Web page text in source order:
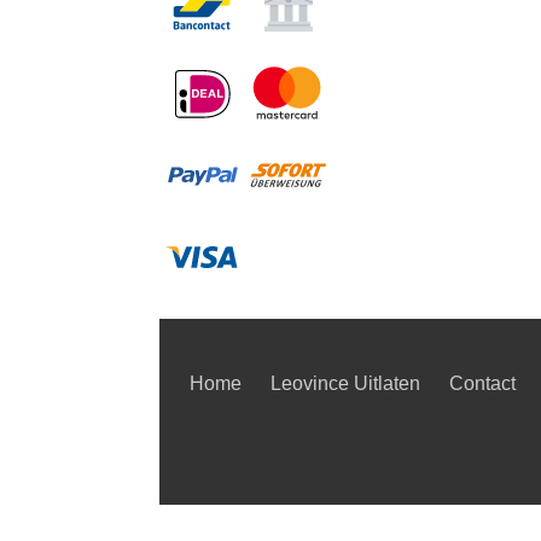
Home Leovince Uitlaten Contact